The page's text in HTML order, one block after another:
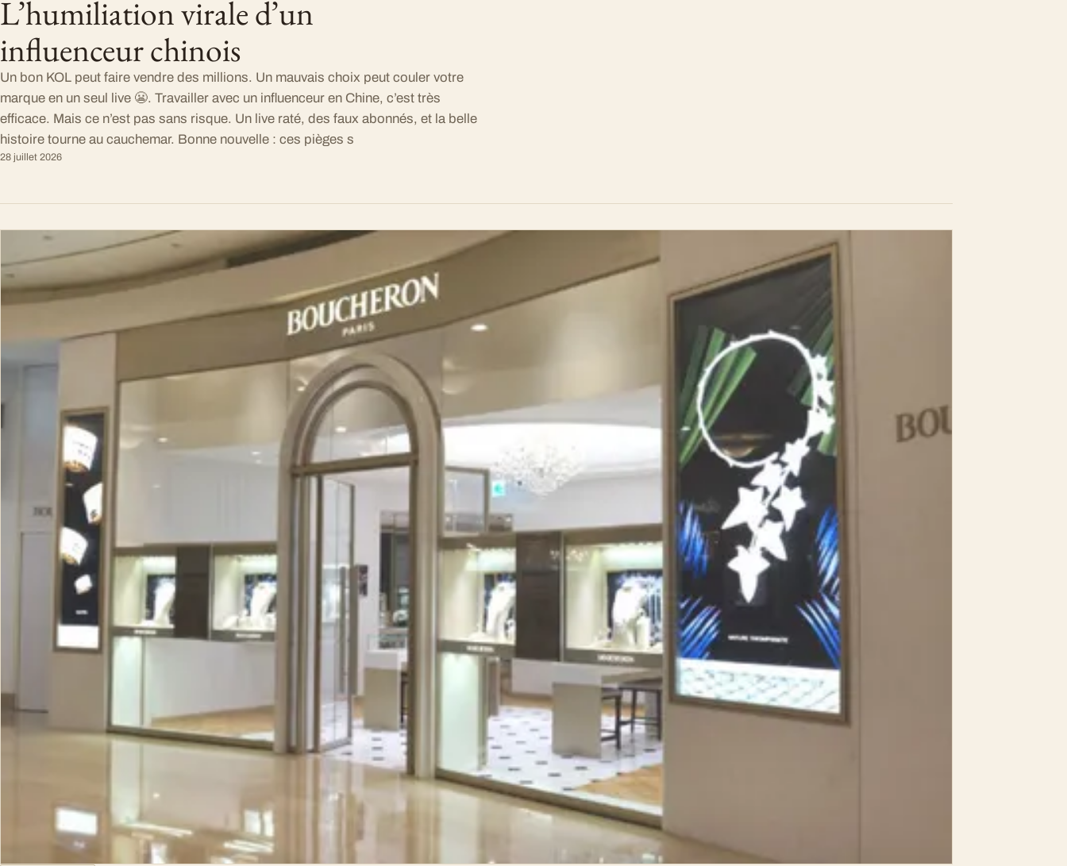
L’humiliation virale d’un
influenceur chinois
Un bon KOL peut faire vendre des millions. Un mauvais choix peut couler votre
marque en un seul live 😬. Travailler avec un influenceur en Chine, c’est très
efficace. Mais ce n’est pas sans risque. Un live raté, des faux abonnés, et la belle
histoire tourne au cauchemar. Bonne nouvelle : ces pièges s
28 juillet 2026